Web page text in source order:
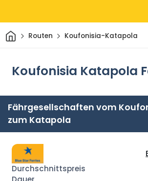
HeimRouten Koufonisia-Katapola
Koufonisia Katapola
Fährgesellschaften vom
zum Katapola